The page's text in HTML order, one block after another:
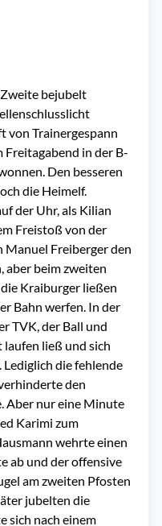
bejubelt
von Trainergespann
in der B-
Den besseren
die Heimelf.
der Uhr, als Kilian
Freistoß von der
Freiberger den
aber beim zweiten
Kraiburger ließen
Bahn werfen. In der
TVK, der Ball und
laufen ließ und sich
die fehlende
den
Aber nur eine Minute
Karimi zum
wehrte einen
ab und der offensive
am zweiten Pfosten
jubelten die
sich nach einem